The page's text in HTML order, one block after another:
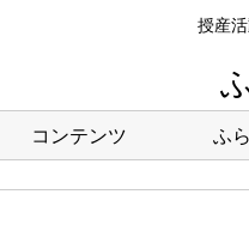
授産
コンテンツ ふ